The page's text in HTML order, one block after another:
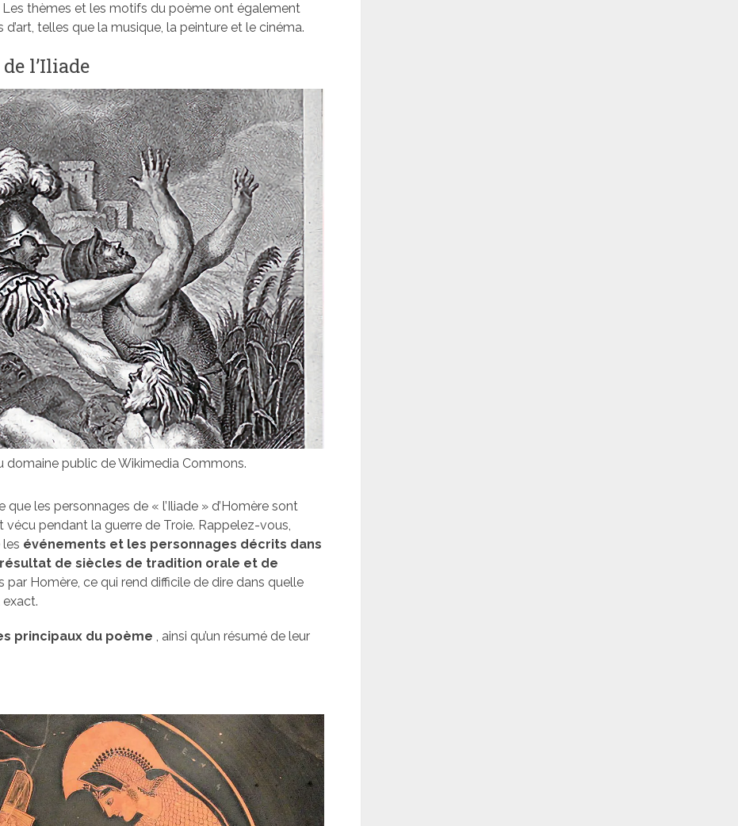
Les thèmes et les motifs du poème ont également
telles que la musique, la peinture et le cinéma.
l’Iliade
domaine public de Wikimedia Commons.
que les personnages de « l’Iliade » d’Homère sont
pendant la guerre de Troie. Rappelez-vous,
événements et les personnages décrits dans
de siècles de tradition orale et de
par Homère, ce qui rend difficile de dire dans quelle
principaux du poème , ainsi qu’un résumé de leur